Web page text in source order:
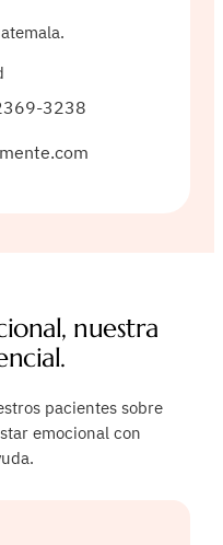
3238
nuestra
pacientes sobre
emocional con